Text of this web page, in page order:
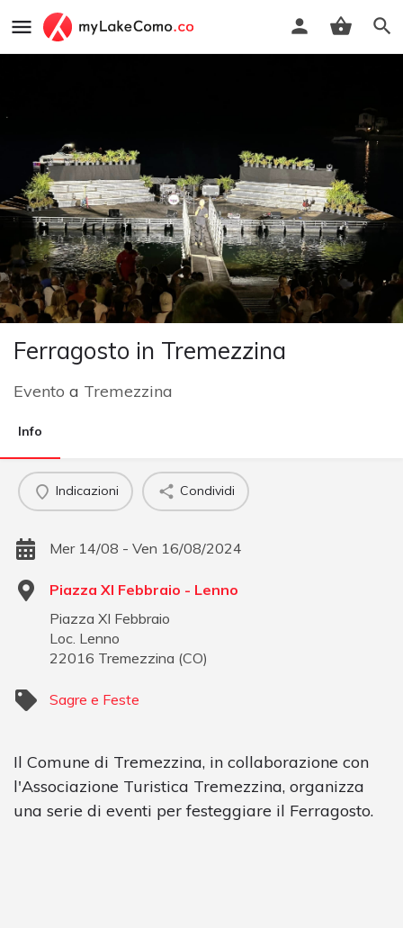
Ferragosto in Tremezzina
Evento a Tremezzina
Info
Indicazioni Condividi
Mer 14/08 - Ven 16/08/2024
Piazza XI Febbraio - Lenno
Piazza XI Febbraio
Loc. Lenno
22016 Tremezzina (CO)
Sagre e Feste
Il Comune di Tremezzina, in collaborazione con
l'Associazione Turistica Tremezzina, organizza
una serie di eventi per festeggiare il Ferragosto.